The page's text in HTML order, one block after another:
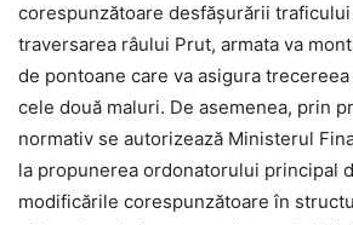
corespunzătoare desfășurării
traversarea râului Prut, armata va
de pontoane care va asigura
cele două maluri. De asemenea, prin
normativ se autorizează Ministerul
la propunerea ordonatorului principal
modificările corespunzătoare în